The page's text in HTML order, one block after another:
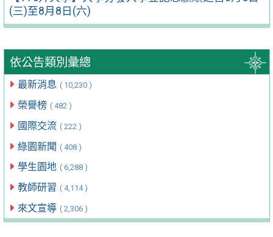
(三)至8月8日(六)
依公告類別彙總
最新消息 ( 10,230 )
榮譽榜 ( 482 )
國際交流 ( 222 )
綠園新聞 ( 408 )
學生園地 ( 6,288 )
教師研習 ( 4,114 )
來文宣導 ( 2,306 )